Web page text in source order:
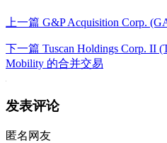
上一篇 G&P Acquisition Corp.
下一篇 Tuscan Holdings Corp. II
Mobility 的合并交易
发表评论
匿名网友